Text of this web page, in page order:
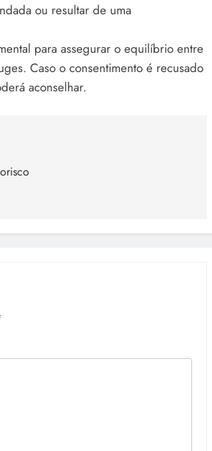
ou resultar de uma
para assegurar o equilíbrio entre
Caso o consentimento é recusado
aconselhar.